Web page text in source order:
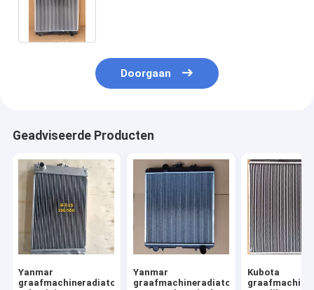
Doorgaan
Geadviseerde Producten
Yanmar
graafmachineradiator
Yanmar
graafmachineradiator
Kubota